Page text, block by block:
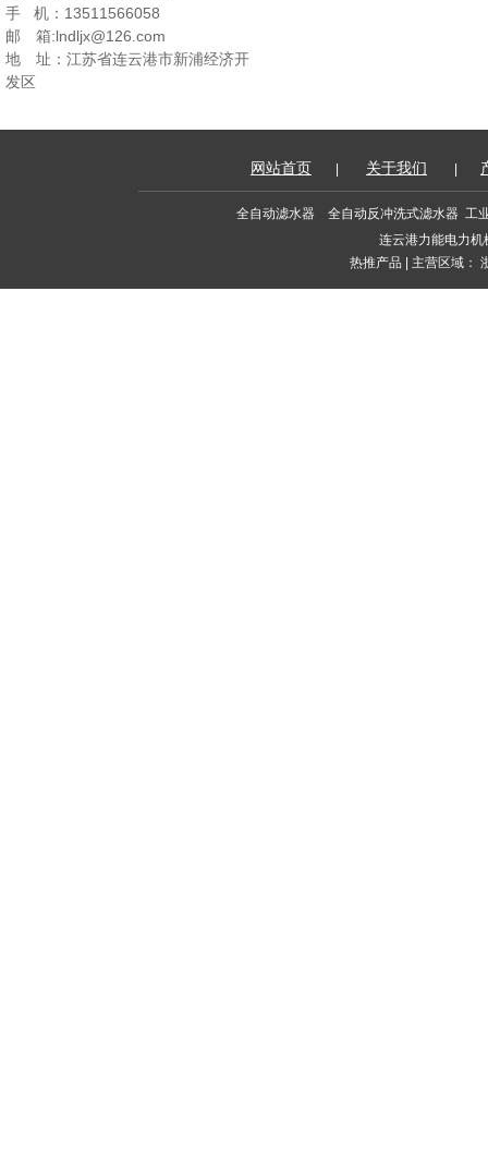
手 机：13511566058
邮 箱:lndljx@126.com
地 址：江苏省连云港市新浦经济开
发区
网站首页 关于我们
全自动滤水器 全自动反冲洗式滤水器 工
连云港力能电力
热推产品 | 主营区域：